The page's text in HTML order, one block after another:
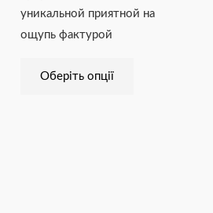
уникальной приятной на
ощупь фактурой
Оберіть опції